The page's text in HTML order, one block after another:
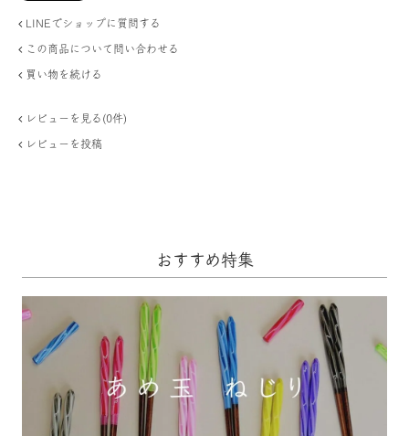
LINEでショップに質問する
この商品について問い合わせる
買い物を続ける
レビューを見る(0件)
レビューを投稿
おすすめ特集